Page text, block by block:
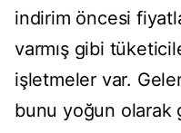
indirim öncesi
varmış gibi
işletmeler var.
bunu yoğun olarak